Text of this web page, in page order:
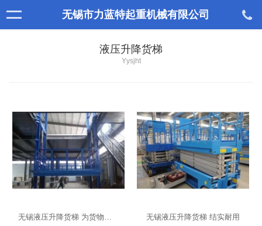
无锡市力蓝特起重机械有限公司
液压升降货梯
Yysjht
无锡液压升降货梯 结实耐用